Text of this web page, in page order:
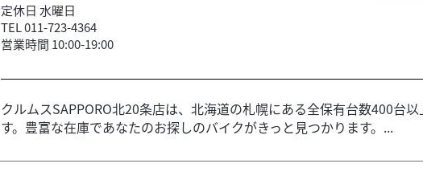
定休日 水曜日
TEL 011-723-4364
営業時間 10:00-19:00
クルムスSAPPORO北20条店は、北海道の札幌にある全保有台数400台
す。豊富な在庫であなたのお探しのバイクがきっと見つかります。...